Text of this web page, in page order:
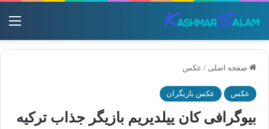
صفحه اصلی / عکس
عکس عکس بازیگران
بیوگرافی کان ییلدیریم بازیگر جذاب ترکیه